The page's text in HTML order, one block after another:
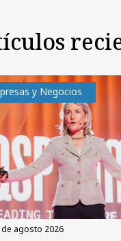
y Negocios
de agosto 2026